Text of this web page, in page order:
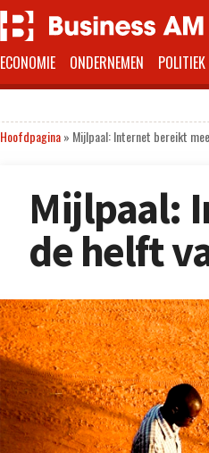
ECONOMIE ONDERNEMEN POLITIEK
Hoofdpagina» Mijlpaal: Internet bereikt
Mijlpaal:
de helft